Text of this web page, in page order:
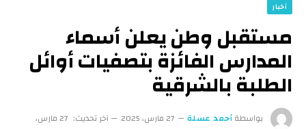
أخبار
مستقبل وطن يعلن أسماء
المدارس الفائزة بتصفيات أوائل
الطلبة بالشرقية
بواسطةأحمد عسلة 27 مارس، 2025 آخر تحديث:
27 مارس،